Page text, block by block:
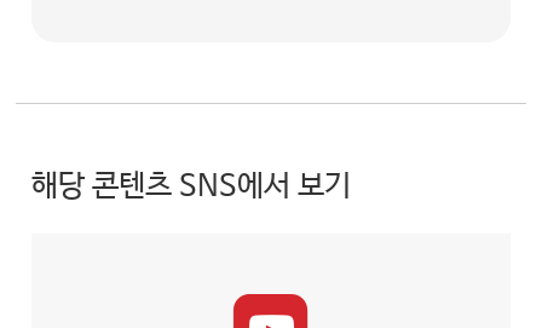
해당 콘텐츠 SNS에서 보기